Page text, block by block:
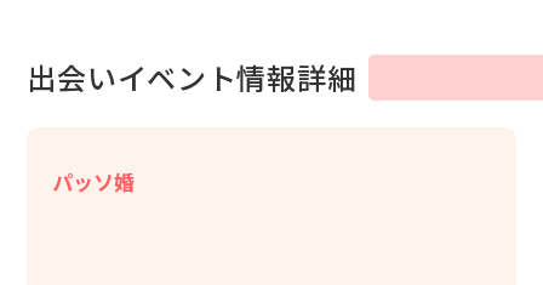
出会いイベント情報詳細
パッソ婚